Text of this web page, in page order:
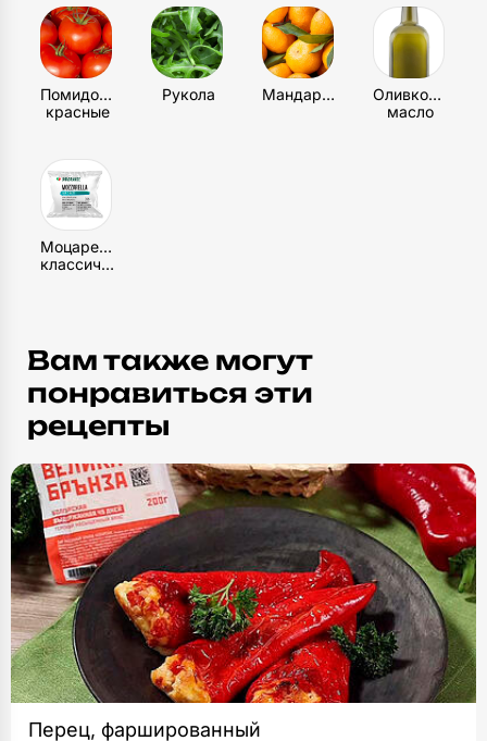
Помидоры
красные
Рукола Мандарин
Оливковое
масло
Моцарелла
классическая
Вам также могут
понравиться эти
рецепты
Перец, фаршированный